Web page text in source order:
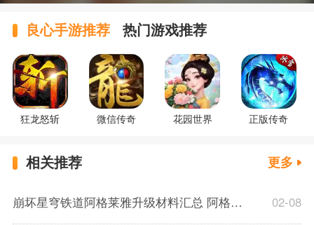
良心手游推荐 热门游戏推荐
狂龙怒斩 微信传奇 花园世界 正版传奇
相关推荐 更多
崩坏星穹铁道阿格莱雅升级材料汇总 阿格莱雅突破材料清单一览 02-08